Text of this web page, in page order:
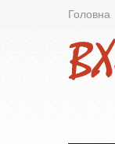
Головна